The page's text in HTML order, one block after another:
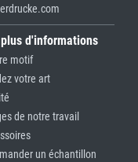
d'informations
motif
votre art
de notre travail
un échantillon